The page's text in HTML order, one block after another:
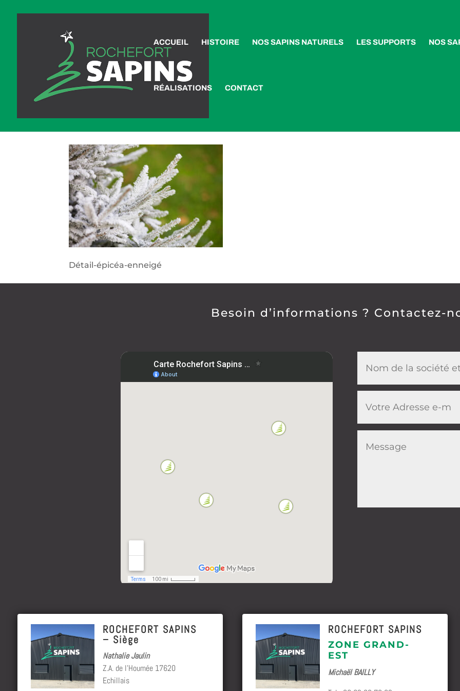
ACCUEIL HISTOIRE NOS SAPINS NATURELS LES SUPPORTS NOS
RÉALISATIONS CONTACT
Détail-épicéa-enneigé
Détail-épicéa-enneigé
Besoin d’informations ? Contactez-
ROCHEFORT SAPINS
– Siège
Nathalie Jaulin
Z.A. de l’Houmée 17620
Echillais
ROCHEFORT SAPINS
ZONE GRAND-
EST
Michaël BAILLY